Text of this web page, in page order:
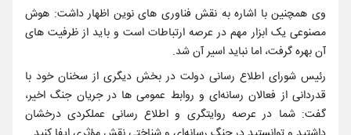
وی همچنین با اشاره به نقش فناوری‌ های نوین اظهار داشت: هوش
مصنوعی یک ابزار مهم در عرصه ارتباطات است و باید از ظرفیت ‌های
آن بهره گرفت، اما نباید اسیر آن شد.
رئیس شورای اطلاع‌ رسانی دولت در بخش دیگری از سخنان خود با
قدردانی از فعالان رسانه‌ای و روابط عمومی ‌ها در جریان جنگ اخیر،
گفت: شما در عرصه روایتگری و اطلاع‌ رسانی عملکردی درخشان